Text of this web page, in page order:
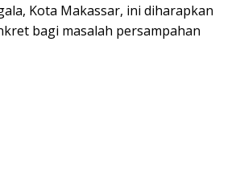
Kota Makassar, ini diharapkan
bagi masalah persampahan